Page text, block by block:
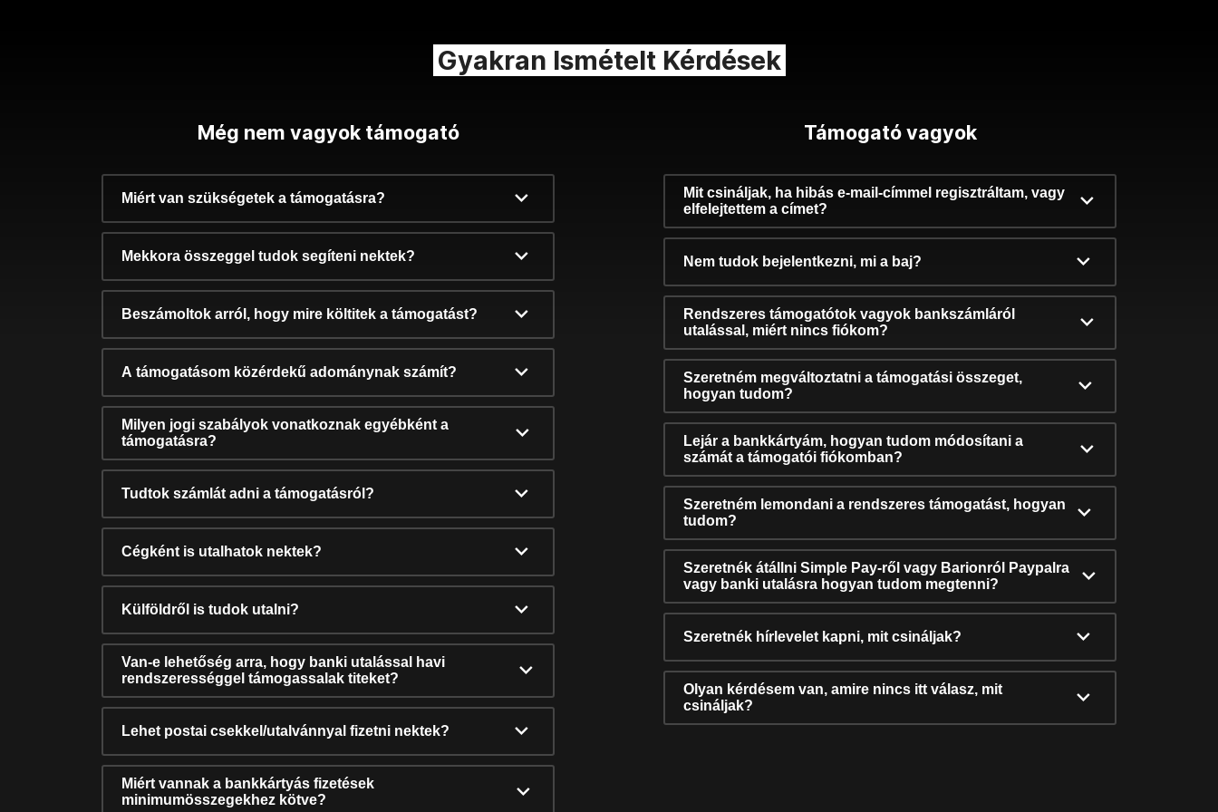
Gyakran Ismételt Kérdések
Még nem vagyok támogató
Miért van szükségetek a támogatásra?
Mekkora összeggel tudok segíteni nektek?
Beszámoltok arról, hogy mire költitek a támogatást?
A támogatásom közérdekű adománynak számít?
Milyen jogi szabályok vonatkoznak egyébként a
támogatásra?
Tudtok számlát adni a támogatásról?
Cégként is utalhatok nektek?
Külföldről is tudok utalni?
Van-e lehetőség arra, hogy banki utalással havi
rendszerességgel támogassalak titeket?
Lehet postai csekkel/utalvánnyal fizetni nektek?
Miért vannak a bankkártyás fizetések
minimumösszegekhez kötve?
Támogató vagyok
Mit csináljak, ha hibás e-mail-címmel regisztráltam, vagy
elfelejtettem a címet?
Nem tudok bejelentkezni, mi a baj?
Rendszeres támogatótok vagyok bankszámláról
utalással, miért nincs fiókom?
Szeretném megváltoztatni a támogatási összeget,
hogyan tudom?
Lejár a bankkártyám, hogyan tudom módosítani a
számát a támogatói fiókomban?
Szeretném lemondani a rendszeres támogatást, hogyan
tudom?
Szeretnék átállni Simple Pay-ről vagy Barionról Paypalra
vagy banki utalásra hogyan tudom megtenni?
Szeretnék hírlevelet kapni, mit csináljak?
Olyan kérdésem van, amire nincs itt válasz, mit
csináljak?